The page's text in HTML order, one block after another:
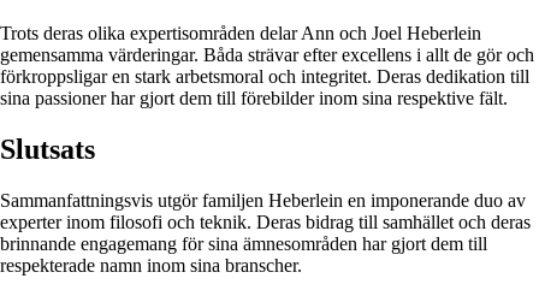
Trots deras olika expertisområden delar Ann och Joel Heberlein
gemensamma värderingar. Båda strävar efter excellens i allt de gör och
förkroppsligar en stark arbetsmoral och integritet. Deras dedikation till
sina passioner har gjort dem till förebilder inom sina respektive fält.
Slutsats
Sammanfattningsvis utgör familjen Heberlein en imponerande duo av
experter inom filosofi och teknik. Deras bidrag till samhället och deras
brinnande engagemang för sina ämnesområden har gjort dem till
respekterade namn inom sina branscher.